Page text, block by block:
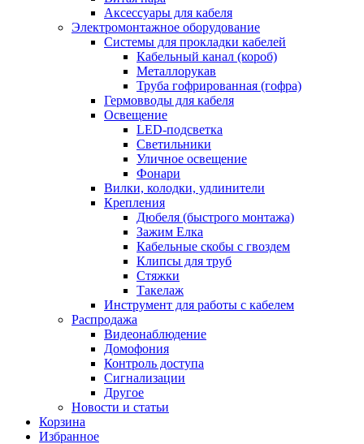
Аксессуары для кабеля
Электромонтажное оборудование
Системы для прокладки кабелей
Кабельный канал (короб)
Металлорукав
Труба гофрированная (гофра)
Гермовводы для кабеля
Освещение
LED-подсветка
Светильники
Уличное освещение
Фонари
Вилки, колодки, удлинители
Крепления
Дюбеля (быстрого монтажа)
Зажим Елка
Кабельные скобы с гвоздем
Клипсы для труб
Стяжки
Такелаж
Инструмент для работы с кабелем
Распродажа
Видеонаблюдение
Домофония
Контроль доступа
Сигнализации
Другое
Новости и статьи
Корзина
Избранное